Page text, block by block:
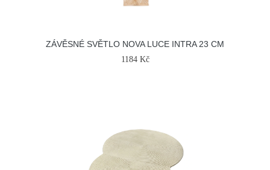
ZÁVĚSNÉ SVĚTLO NOVA LUCE INTRA 23 CM
1184 Kč